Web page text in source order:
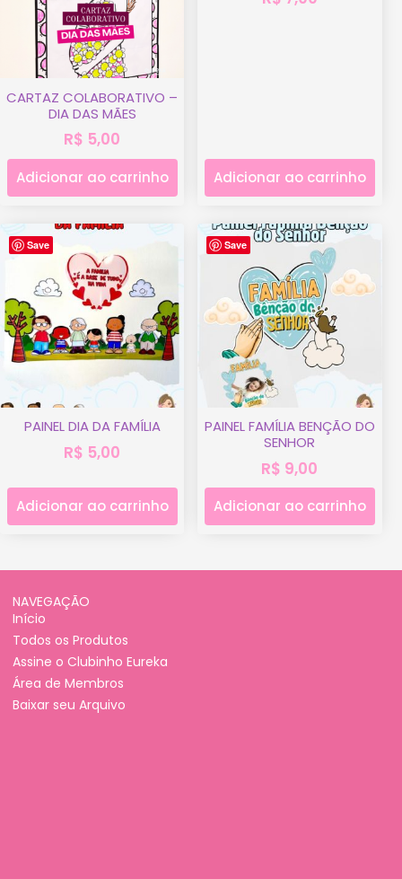
CARTAZ COLABORATIVO –
DIA DAS MÃES
R$ 5,00
Adicionar ao carrinho Adicionar ao carrinho
Save
PAINEL DIA DA FAMÍLIA
R$ 5,00
Adicionar ao carrinho
Save
PAINEL FAMÍLIA BENÇÃO DO
SENHOR
R$ 9,00
Adicionar ao carrinho
NAVEGAÇÃO
Início
Todos os Produtos
Assine o Clubinho Eureka
Área de Membros
Baixar seu Arquivo